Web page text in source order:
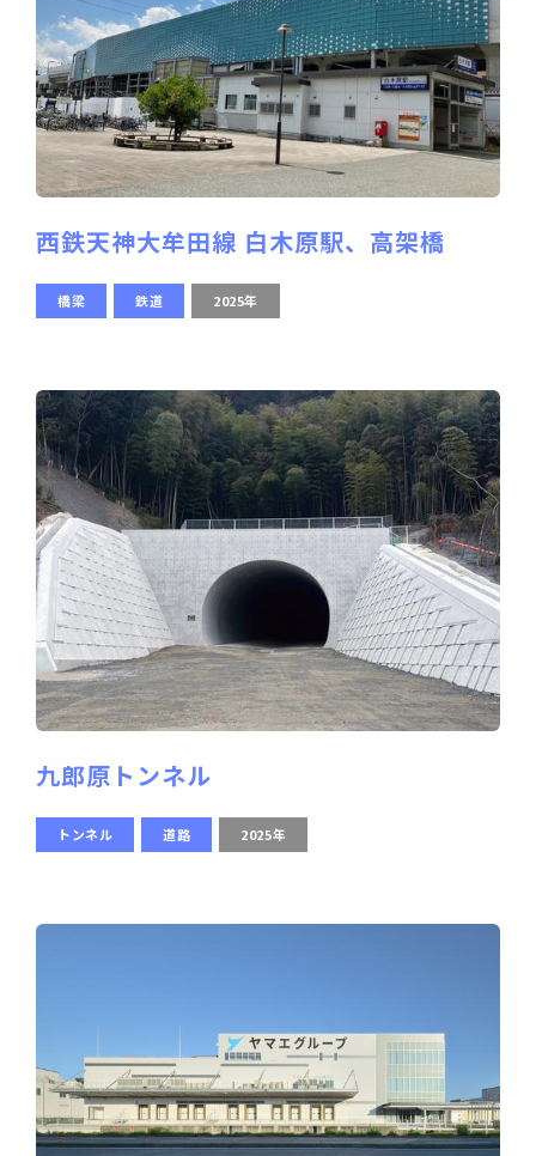
西鉄天神大牟田線 白木原駅、高架橋
橋梁 鉄道 2025年
九郎原トンネル
トンネル 道路 2025年